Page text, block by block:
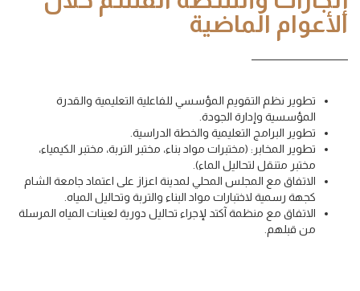
الأعوام الماضية
تطوير نظم التقويم المؤسسي للفاعلية التعليمية والقدرة
المؤسسية وإدارة الجودة.
تطوير البرامج التعليمية والخطة الدراسية.
تطوير المخابر: (مختبرات مواد بناء، مختبر التربة، مختبر الكيمياء،
مختبر متنقل لتحاليل الماء).
الاتفاق مع المجلس المحلي لمدينة اعزاز على اعتماد جامعة الشام
كجهة رسمية لاختبارات مواد البناء والتربة وتحاليل المياه.
الاتفاق مع منظمة آكتد لإجراء تحاليل دورية لعينات المياه المرسلة
من قبلهم.